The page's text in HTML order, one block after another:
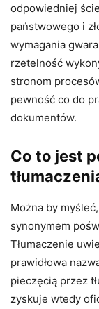
odpowiedniej
państwowego i
wymagania
rzetelność
stronom
pewność co do
dokumentów.
Co to jest
Można by
synonymem
Tłumaczenie
prawidłowa
pieczęcią przez
zyskuje wtedy